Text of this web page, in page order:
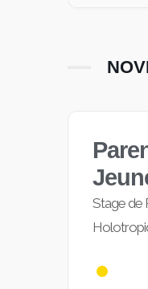
Stage de